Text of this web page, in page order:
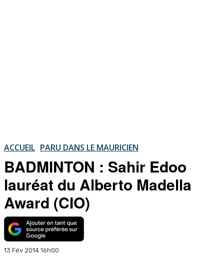
ACCUEIL PARU DANS LE MAURICIEN
BADMINTON : Sahir Edoo
lauréat du Alberto Madella
Award (CIO)
13 Fév 2014 16h00